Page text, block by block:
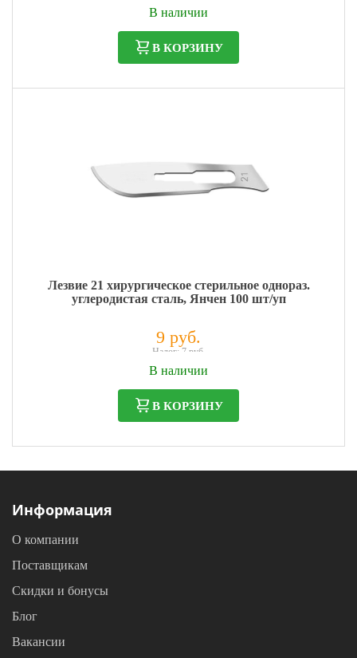
В наличии
В КОРЗИНУ
Лезвие 21 хирургическое стерильное однораз.
углеродистая сталь, Янчен 100 шт/уп
9 руб.
Налог: 7 руб.
В наличии
В КОРЗИНУ
Информация
О компании
Поставщикам
Скидки и бонусы
Блог
Вакансии